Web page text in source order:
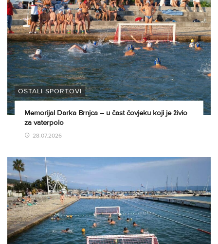
OSTALI SPORTOVI
Memorijal Darka Brnjca – u čast čovjeku koji je živio
za vaterpolo
28.07.2026